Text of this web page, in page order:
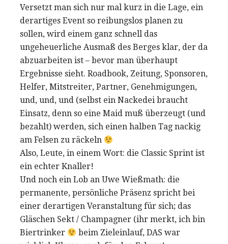
Versetzt man sich nur mal kurz in die Lage, ein
derartiges Event so reibungslos planen zu
sollen, wird einem ganz schnell das
ungeheuerliche Ausmaß des Berges klar, der da
abzuarbeiten ist – bevor man überhaupt
Ergebnisse sieht. Roadbook, Zeitung, Sponsoren,
Helfer, Mitstreiter, Partner, Genehmigungen,
und, und, und (selbst ein Nackedei braucht
Einsatz, denn so eine Maid muß überzeugt (und
bezahlt) werden, sich einen halben Tag nackig
am Felsen zu räckeln
Also, Leute, in einem Wort: die Classic Sprint ist
ein echter Knaller!
Und noch ein Lob an Uwe Wießmath: die
permanente, persönliche Präsenz spricht bei
einer derartigen Veranstaltung für sich; das
Gläschen Sekt / Champagner (ihr merkt, ich bin
Biertrinker
beim Zieleinlauf, DAS war